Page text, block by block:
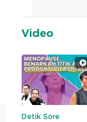
Video
Detik Sore